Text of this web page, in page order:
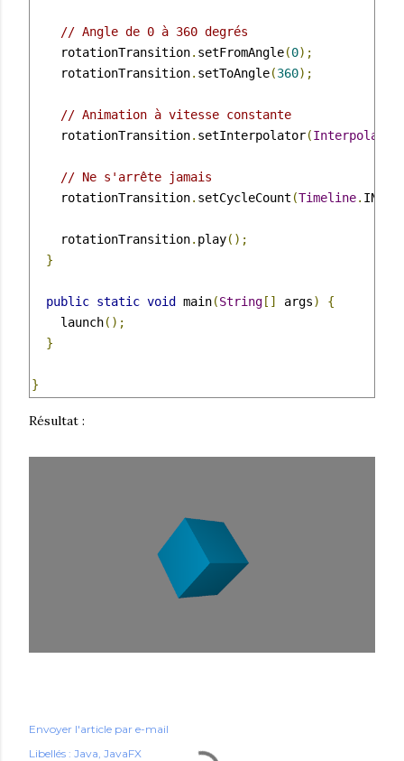
// Angle de 0 à 360 degrés
    rotationTransition
. setFromAngle(0);
    rotationTransition
. setToAngle(360);
// Animation à vitesse constante
    rotationTransition
. setInterpolator(Interpolator
// Ne s'arrête jamais
    rotationTransition
. setCycleCount (Timeline.
    rotationTransition
. play();
}
public static void main(String [] args)
{
    launch
();
}
}
Résultat :
Envoyer l'article par e-mail
Libellés : Java JavaFX